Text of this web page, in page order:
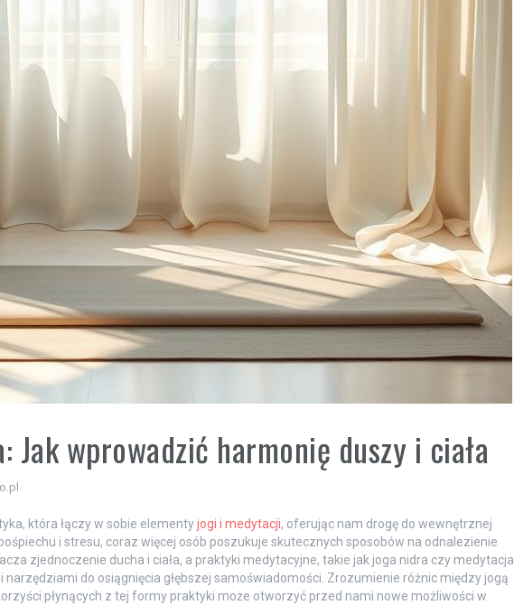
Jak wprowadzić harmonię duszy i ciała
która łączy w sobie elementyjogi i medytacji, oferując nam drogę do wewnętrznej
i stresu, coraz więcej osób poszukuje skutecznych sposobów na odnalezienie
zjednoczenie ducha i ciała, a praktyki medytacyjne, takie jak joga nidra czy medytacja
do osiągnięcia głębszej samoświadomości. Zrozumienie różnic między jogą
płynących z tej formy praktyki może otworzyć przed nami nowe możliwości w